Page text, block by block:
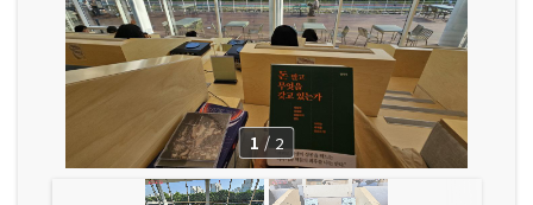
1 / 2